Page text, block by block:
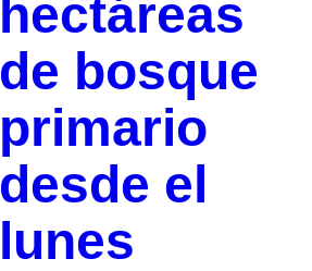
hectáreas
de bosque
primario
desde el
lunes